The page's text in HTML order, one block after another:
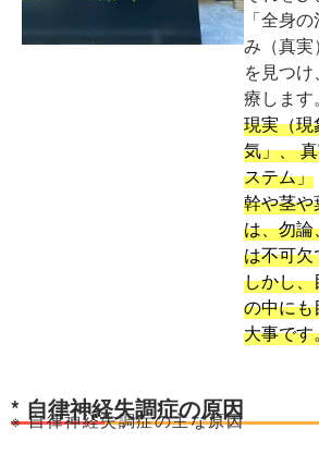
「全身
み（真実
を見つ
療します。
現実（
気」、
ステム」
幹や茎
は、勿
は不可欠
しかし
の中に
大事です
* 自律神経失調症の原因
※ 自律神経失調症の主な原因